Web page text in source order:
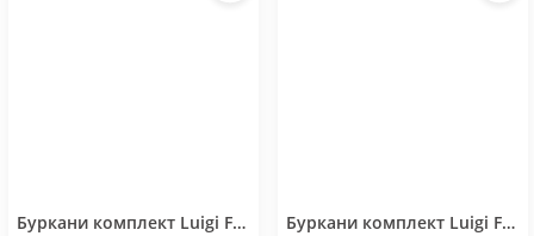
Буркани комплект Luigi Ferrero Vienna FR-4115 1.05L 3 броя Буркани комплект Luigi Ferrero Vienna FR-4110 1.05L 2 броя